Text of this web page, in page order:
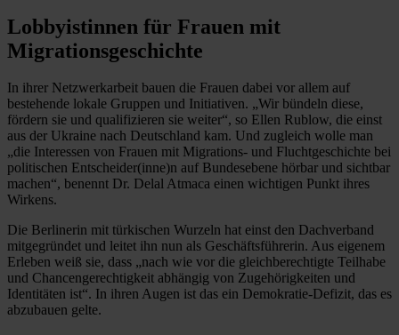
Lobbyistinnen für Frauen mit
Migrationsgeschichte
In ihrer Netzwerkarbeit bauen die ­Frauen dabei vor allem auf
bestehende lokale Gruppen und Initiativen. „Wir bündeln diese,
fördern sie und qualifizieren sie weiter“, so Ellen Rublow, die einst
aus der Ukraine nach Deutschland kam. Und zugleich wolle man
„die Interessen von Frauen mit Migrations- und Fluchtgeschichte bei
politischen ­Entscheider(inne)n auf Bundesebene hörbar und sichtbar
machen“, benennt Dr. Delal Atmaca einen wichtigen Punkt ihres
Wirkens.
Die Berlinerin mit türkischen Wurzeln hat einst den Dachverband
mitgegründet und leitet ihn nun als Geschäftsführerin. Aus eigenem
Erleben weiß sie, dass „nach wie vor die gleichberechtigte Teilhabe
und Chancengerechtigkeit abhängig von Zugehörigkeiten und
Identitäten ist“. In ihren ­Augen ist das ein Demokratie-Defizit, das es
­abzubauen gelte.